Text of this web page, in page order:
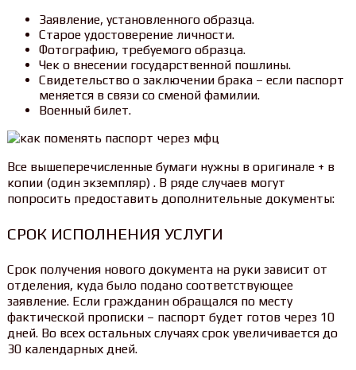
Заявление, установленного образца.
Старое удостоверение личности.
Фотографию, требуемого образца.
Чек о внесении государственной пошлины.
Свидетельство о заключении брака – если паспорт
меняется в связи со сменой фамилии.
Военный билет.
Все вышеперечисленные бумаги нужны в оригинале + в
копии (один экземпляр) . В ряде случаев могут
попросить предоставить дополнительные документы:
СРОК ИСПОЛНЕНИЯ УСЛУГИ
Срок получения нового документа на руки зависит от
отделения, куда было подано соответствующее
заявление. Если гражданин обращался по месту
фактической прописки – паспорт будет готов через 10
дней. Во всех остальных случаях срок увеличивается до
30 календарных дней.